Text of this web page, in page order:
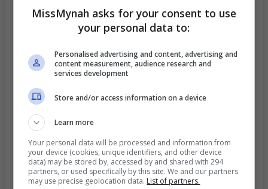
A post shared by ANNA JOBLING (@annajobling)
MissMynah asks for your consent to use
your personal data to:
Personalised advertising and content, advertising and
content measurement, audience research and
services development
Store and/or access information on a device
Learn more
Your personal data will be processed and information from
your device (cookies, unique identifiers, and other device
data) may be stored by, accessed by and shared with 294
partners, or used specifically by this site. We and our partners
may use precise geolocation data. List of partners.